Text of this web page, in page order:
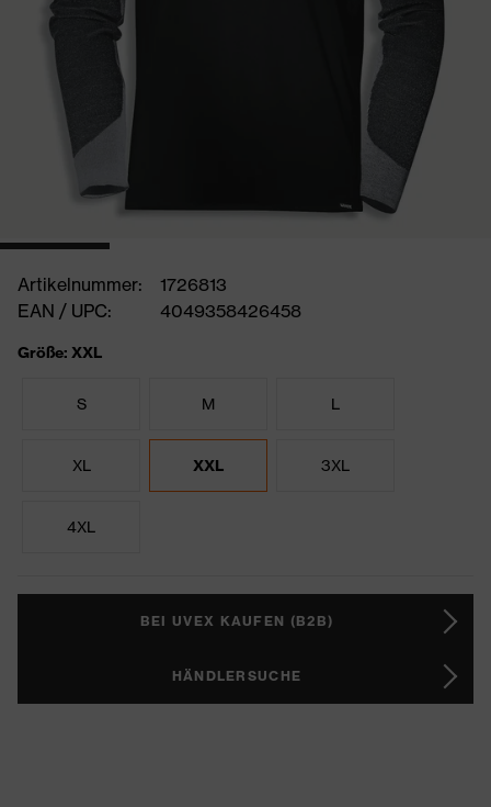
Artikelnummer:
1726813
EAN / UPC:
4049358426458
Größe: XXL
S M L
XL XXL 3XL
4XL
BEI UVEX KAUFEN (B2B)
HÄNDLERSUCHE